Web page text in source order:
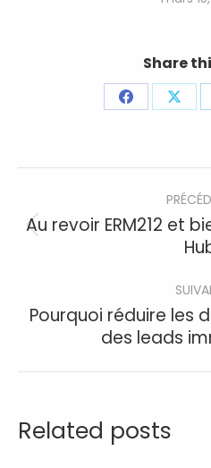
Share
Partager
Facebook
X
Navigation
article
Au revoir ERM212 et
Pourquoi réduire les
des leads
Related posts